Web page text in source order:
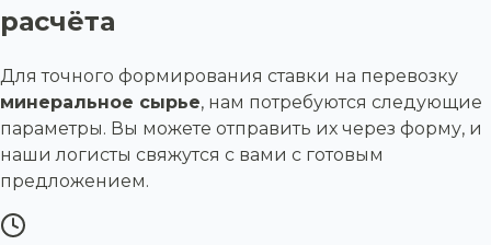
расчёта
Для точного формирования ставки на перевозку
минеральное сырье, нам потребуются следующие
параметры. Вы можете отправить их через форму, и
наши логисты свяжутся с вами с готовым
предложением.